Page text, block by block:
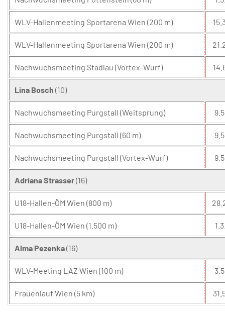
WLV-Hallenmeeting Sportarena Wien (200 m)
WLV-Hallenmeeting Sportarena Wien (200 m)
Nachwuchsmeeting Stadlau (Vortex-Wurf)
Lina Bosch (10)
Nachwuchsmeeting Purgstall (Weitsprung)
Nachwuchsmeeting Purgstall (60 m)
Nachwuchsmeeting Purgstall (Vortex-Wurf)
Adriana Strasser(16)
U18-Hallen-ÖM Wien (800 m)
U18-Hallen-ÖM Wien (1.500 m)
Alma Pezenka(16)
WLV-Meeting LAZ Wien (100 m)
Frauenlauf Wien (5 km)